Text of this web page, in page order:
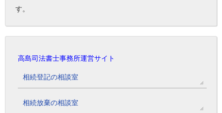
す。
高島司法書士事務所運営サイト
相続登記の相談室
相続放棄の相談室